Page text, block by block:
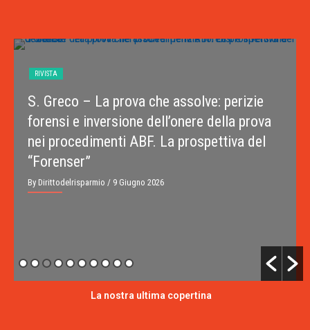
RIVISTA
S. Greco – La prova che assolve: perizie
forensi e inversione dell’onere della prova
nei procedimenti ABF. La prospettiva del
“Forenser”
By Dirittodelrisparmio / 9 Giugno 2026
La nostra ultima copertina